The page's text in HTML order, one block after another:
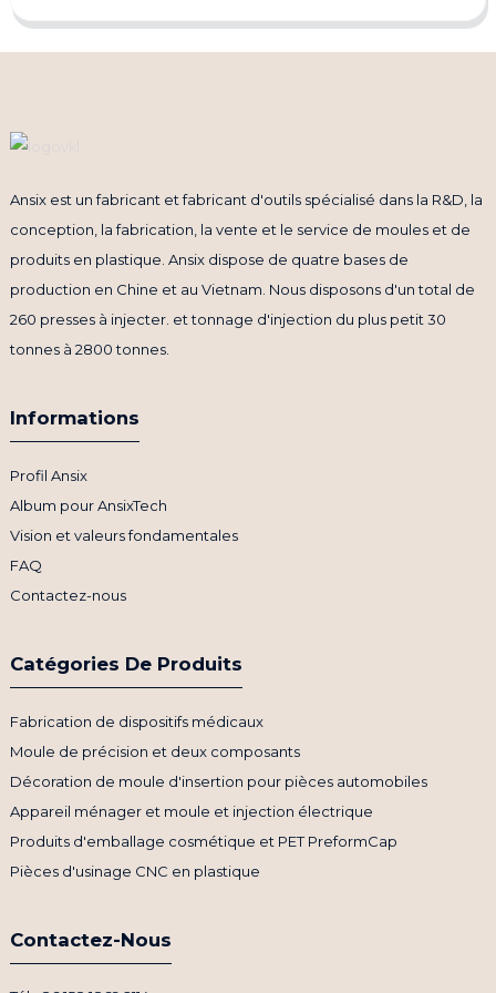
Ansix est un fabricant et fabricant d'outils spécialisé dans la R&D, la
conception, la fabrication, la vente et le service de moules et de
produits en plastique. Ansix dispose de quatre bases de
production en Chine et au Vietnam. Nous disposons d'un total de
260 presses à injecter. et tonnage d'injection du plus petit 30
tonnes à 2800 tonnes.
Informations
Profil Ansix
Album pour AnsixTech
Vision et valeurs fondamentales
FAQ
Contactez-nous
Catégories De Produits
Fabrication de dispositifs médicaux
Moule de précision et deux composants
Décoration de moule d'insertion pour pièces automobiles
Appareil ménager et moule et injection électrique
Produits d'emballage cosmétique et PET PreformCap
Pièces d'usinage CNC en plastique
Contactez-Nous